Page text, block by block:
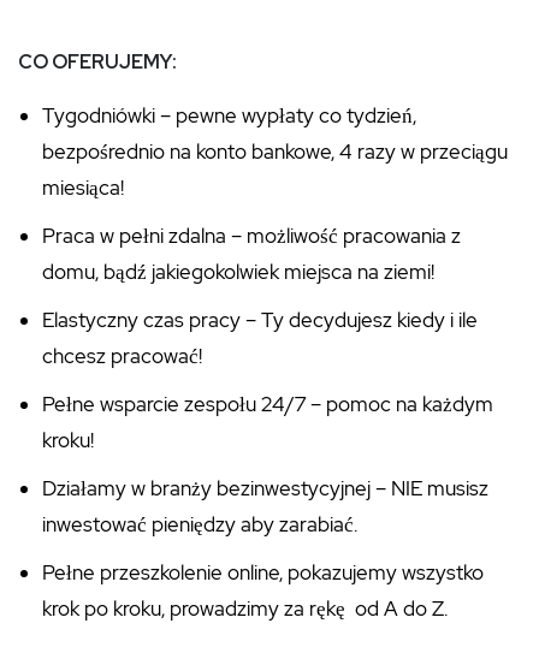
CO OFERUJEMY:
Tygodniówki – pewne wypłaty co tydzień,
bezpośrednio na konto bankowe, 4 razy w przeciągu
miesiąca!
Praca w pełni zdalna – możliwość pracowania z
domu, bądź jakiegokolwiek miejsca na ziemi!
Elastyczny czas pracy – Ty decydujesz kiedy i ile
chcesz pracować!
Pełne wsparcie zespołu 24/7 – pomoc na każdym
kroku!
Działamy w branży bezinwestycyjnej – NIE musisz
inwestować pieniędzy aby zarabiać.
Pełne przeszkolenie online, pokazujemy wszystko
krok po kroku, prowadzimy za rękę od A do Z.